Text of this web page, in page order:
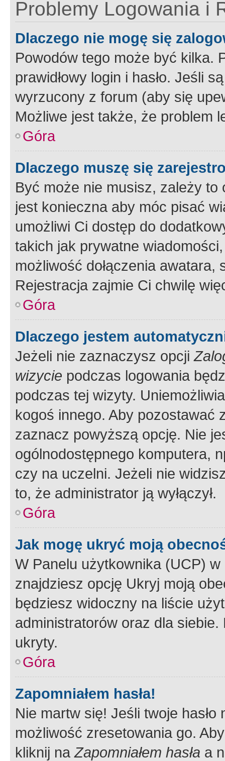
Problemy Logowania i
Dlaczego nie mogę się
Powodów tego może być kilka.
prawidłowy login i hasło. Jeśli
wyrzucony z forum (aby się
Możliwe jest także, że problem
Góra
Dlaczego muszę się
Być może nie musisz, zależy
jest konieczna aby móc pisać
umożliwi Ci dostęp do
takich jak prywatne
możliwość dołączenia
Rejestracja zajmie Ci chwilę
Góra
Dlaczego jestem
Jeżeli nie zaznaczysz opcji
wizycie podczas logowania
podczas tej wizyty.
kogoś innego. Aby pozostawać
zaznacz powyższą opcję. Nie
ogólnodostępnego komputera,
czy na uczelni. Jeżeli nie
to, że administrator ją wyłączył.
Góra
Jak mogę ukryć moją
W Panelu użytkownika (UCP) w
znajdziesz opcję Ukryj moją
będziesz widoczny na liście
administratorów oraz dla
ukryty.
Góra
Zapomniałem hasła!
Nie martw się! Jeśli twoje
możliwość zresetowania go.
kliknij naZapomniałem hasła a